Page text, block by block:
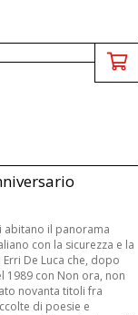
abitano il panorama
con la sicurezza e la
De Luca che, dopo
1989 con Non ora, non
novanta titoli fra
di poesie e